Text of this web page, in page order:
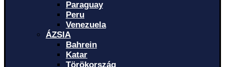
Paraguay
Peru
Venezuela
ÁZSIA
Bahrein
Katar
Törökország